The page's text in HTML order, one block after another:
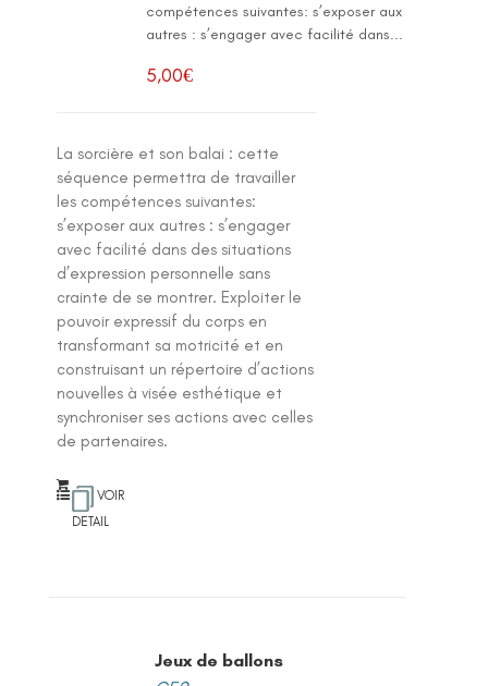
compétences suivantes: s’exposer aux
autres : s’engager avec facilité dans...
5,00€
La sorcière et son balai : cette
séquence permettra de travailler
les compétences suivantes:
s’exposer aux autres : s’engager
avec facilité dans des situations
d’expression personnelle sans
crainte de se montrer. Exploiter le
pouvoir expressif du corps en
transformant sa motricité et en
construisant un répertoire d’actions
nouvelles à visée esthétique et
synchroniser ses actions avec celles
de partenaires.
VOIR
DETAIL
Jeux de ballons